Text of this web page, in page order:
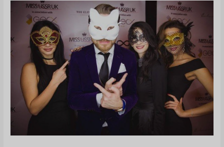
Christmas
будда-
"Московская
ночь"!